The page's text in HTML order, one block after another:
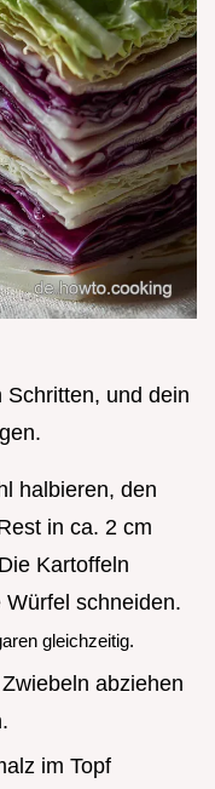
und dein
halbieren, den
in ca. 2 cm
Kartoffeln
schneiden.
gleichzeitig.
abziehen
im Topf